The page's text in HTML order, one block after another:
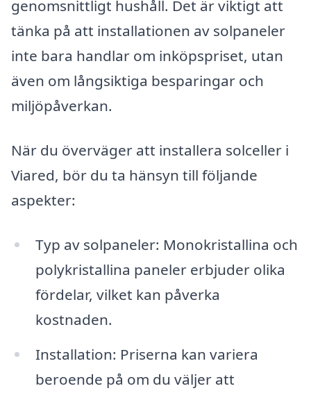
genomsnittligt hushåll. Det är viktigt att
tänka på att installationen av solpaneler
inte bara handlar om inköpspriset, utan
även om långsiktiga besparingar och
miljöpåverkan.
När du överväger att installera solceller i
Viared, bör du ta hänsyn till följande
aspekter:
Typ av solpaneler: Monokristallina och
polykristallina paneler erbjuder olika
fördelar, vilket kan påverka
kostnaden.
Installation: Priserna kan variera
beroende på om du väljer att